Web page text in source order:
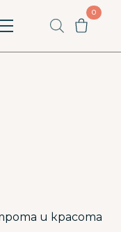
0
и красота